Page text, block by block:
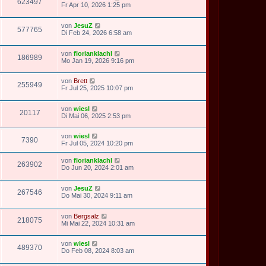
623497
Fr Apr 10, 2026 1:25 pm
577765 von JesuZ
Di Feb 24, 2026 6:58 am
186989 von florianklachl
Mo Jan 19, 2026 9:16 pm
255949 von Brett
Fr Jul 25, 2025 10:07 pm
20117 von wiesl
Di Mai 06, 2025 2:53 pm
7390 von wiesl
Fr Jul 05, 2024 10:20 pm
263902 von florianklachl
Do Jun 20, 2024 2:01 am
267546 von JesuZ
Do Mai 30, 2024 9:11 am
218075 von Bergsalz
Mi Mai 22, 2024 10:31 am
489370 von wiesl
Do Feb 08, 2024 8:03 am